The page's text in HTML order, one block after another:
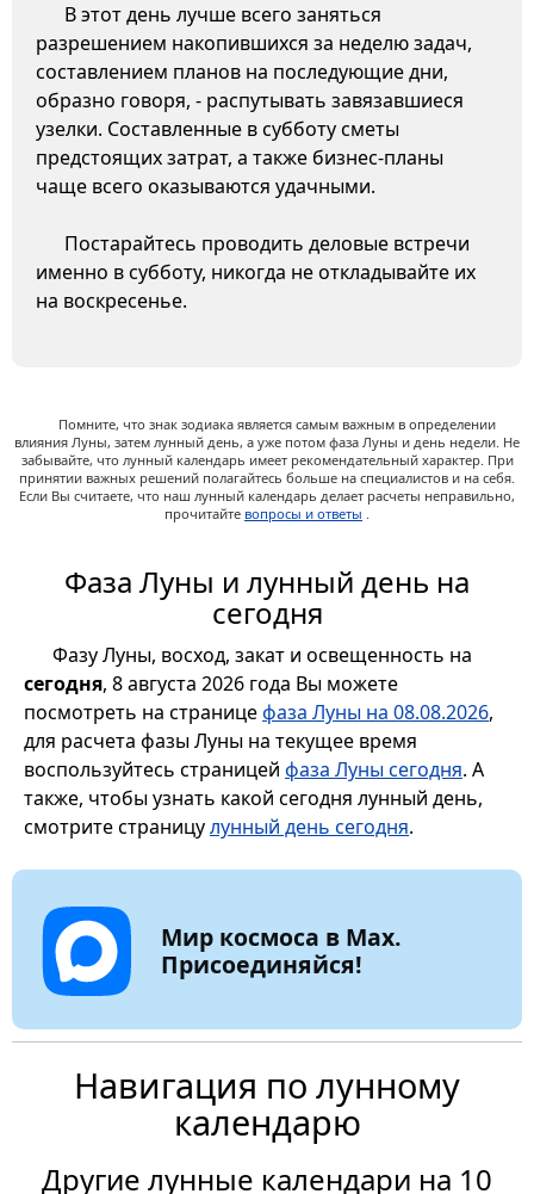
В этот день лучше всего заняться
разрешением накопившихся за неделю задач,
составлением планов на последующие дни,
образно говоря, - распутывать завязавшиеся
узелки. Составленные в субботу сметы
предстоящих затрат, а также бизнес-планы
чаще всего оказываются удачными.
Постарайтесь проводить деловые встречи
именно в субботу, никогда не откладывайте их
на воскресенье.
Помните, что знак зодиака является самым важным в определении
влияния Луны, затем лунный день, а уже потом фаза Луны и день недели. Не
забывайте, что лунный календарь имеет рекомендательный характер. При
принятии важных решений полагайтесь больше на специалистов и на себя.
Если Вы считаете, что наш лунный календарь делает расчеты неправильно,
прочитайте вопросы и ответы .
Фаза Луны и лунный день на
сегодня
Фазу Луны, восход, закат и освещенность на
сегодня, 8 августа 2026 года Вы можете
посмотреть на страницефаза Луны на 08.08.2026,
для расчета фазы Луны на текущее время
воспользуйтесь страницей фаза Луны сегодня. А
также, чтобы узнать какой сегодня лунный день,
смотрите страницулунный день сегодня.
Мир космоса в Max.
Присоединяйся!
Навигация по лунному
календарю
Другие лунные календари на 10